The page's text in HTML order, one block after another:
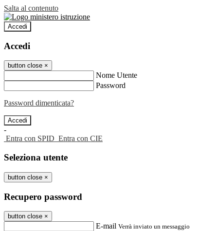
Salta al contenuto
Accedi
Accedi
button close ×
Nome Utente
Password
Password dimenticata?
-
Entra con SPID Entra con CIE
Seleziona utente
button close ×
Recupero password
button close ×
E-mail Verrà inviato un messaggio